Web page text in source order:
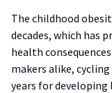
The childhood
decades, which has
health
makers alike,
years for